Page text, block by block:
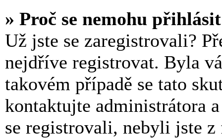
» Proč se nemohu
Už jste se zaregistrovali?
nejdříve registrovat. Byla
takovém případě se tato
kontaktujte administrátora
se registrovali, nebyli jste